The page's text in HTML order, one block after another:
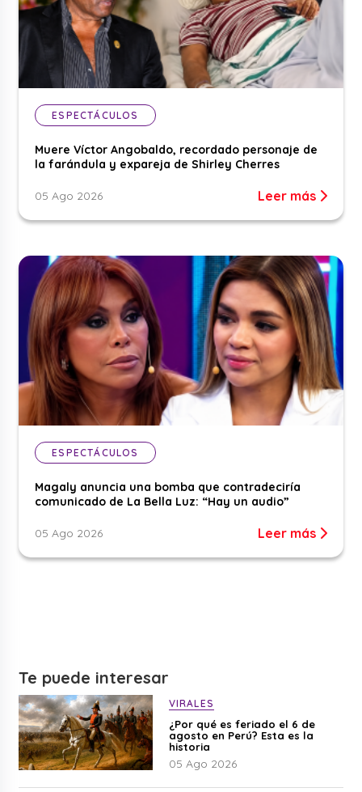
ESPECTÁCULOS
Muere Víctor Angobaldo, recordado personaje de
la farándula y expareja de Shirley Cherres
05 Ago 2026 Leer más
ESPECTÁCULOS
Magaly anuncia una bomba que contradeciría
comunicado de La Bella Luz: “Hay un audio”
05 Ago 2026 Leer más
Te puede interesar
VIRALES
¿Por qué es feriado el 6 de
agosto en Perú? Esta es la
historia
05 Ago 2026